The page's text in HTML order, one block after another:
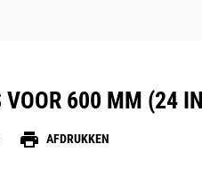
VOOR 600 MM (24
print AFDRUKKEN